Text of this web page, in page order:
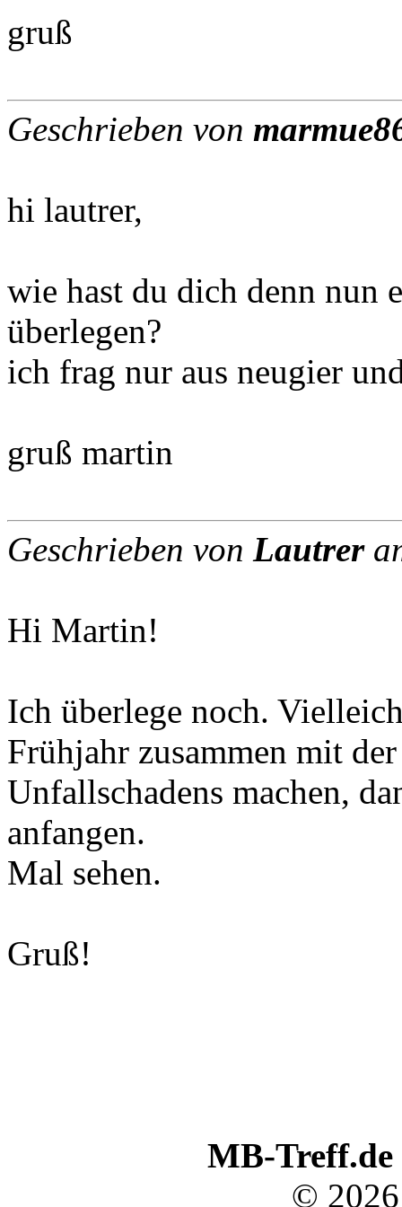
gruß
Geschrieben von
hi lautrer,
wie hast du dich denn nun
überlegen?
ich frag nur aus neugier
gruß martin
Geschrieben von Lautrer
Hi Martin!
Ich überlege noch.
Frühjahr zusammen mit
Unfallschadens machen,
anfangen.
Mal sehen.
Gruß!
MB-Treff.de
©